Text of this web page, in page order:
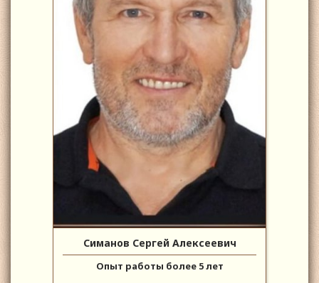
Симанов Сергей Алексеевич
Опыт работы более 5 лет